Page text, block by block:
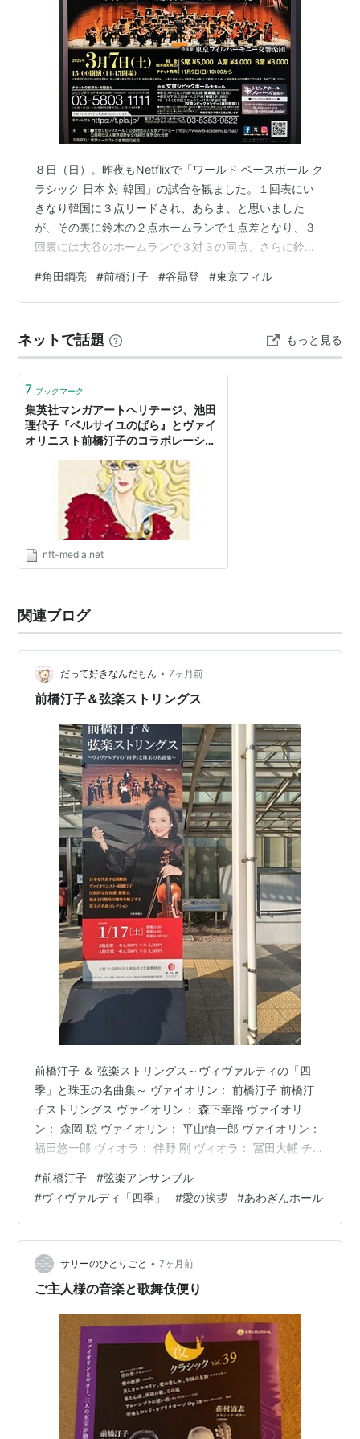
８日（日）。昨夜もNetflixで「ワールド ベースボール ク
ラシック 日本 対 韓国」の試合を観ました。１回表にい
きなり韓国に３点リードされ、あらま、と思いました
が、その裏に鈴木の２点ホームランで１点差となり、３
回裏には大谷のホームランで３対３の同点、さらに鈴木
転しました。しかし４回表に韓国がホームランで２点を
返し５対５の同点となりました。その後、７回裏に日本
ードしましたが、８回表に韓国が１点を返し８対６の２
点差となりました。その後 ピッチャーがふんばって９回
表を守り切り、８対６で日本が勝ちま…
#角田鋼亮 #前橋汀子 #谷昴登 #東京フィル
ネットで話題 もっと見る
7 ブックマーク
集英社マンガアートヘリテージ、池田
理代子『ベルサイユのばら』とヴァイ
オリニスト前橋汀子のコラボレーショ
nft-media.net
関連ブログ
だって好きなんだもん • 7ヶ月前
前橋汀子＆弦楽ストリングス
前橋汀子 ＆ 弦楽ストリングス～ヴィヴァルティの「四
季」と珠玉の名曲集～ ヴァイオリン： 前橋汀子 前橋汀
子ストリングス ヴァイオリン： 森下幸路 ヴァイオリ
ン： 森岡 聡 ヴァイオリン： 平山慎一郎 ヴァイオリン：
福田悠一郎 ヴィオラ： 伴野 剛 ヴィオラ： 冨田大輔 チェ
ェンバロ： 上羽剛史 会場 ： あわぎんホール（徳島県郷
土文化会館） *** プログラム *** ヴィヴァルディ ： ヴァ
イオリン協奏曲集「四季」 ---------- 休憩 ---------- グル
ック ： 『精霊の踊り』 ドヴォルザーク ： ユーモレス…
#前橋汀子 #弦楽アンサンブル
#ヴィヴァルディ「四季」 #愛の挨拶 #あわぎんホール
サリーのひとりごと • 7ヶ月前
ご主人様の音楽と歌舞伎便り